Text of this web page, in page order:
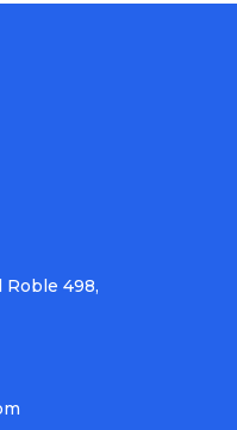
Roble 498,